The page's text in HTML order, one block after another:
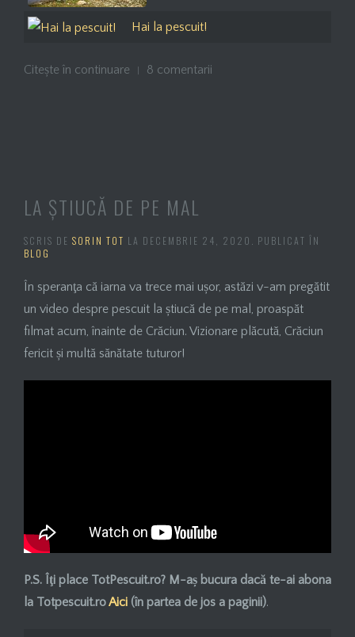
Hai la pescuit!
Citește în continuare 8 comentarii
LA ȘTIUCĂ DE PE MAL
SCRIS DE SORIN TOT LA DECEMBRIE 24, 2020
. PUBLICAT ÎN
BLOG
În speranţa că iarna va trece mai ușor, astăzi v-am pregătit
un video despre pescuit la știucă de pe mal, proaspăt
filmat acum, înainte de Crăciun. Vizionare plăcută, Crăciun
fericit și multă sănătate tuturor!
P.S. Îţi place TotPescuit.ro? M-aș bucura dacă te-ai abona
la Totpescuit.roAici (în partea de jos a paginii).